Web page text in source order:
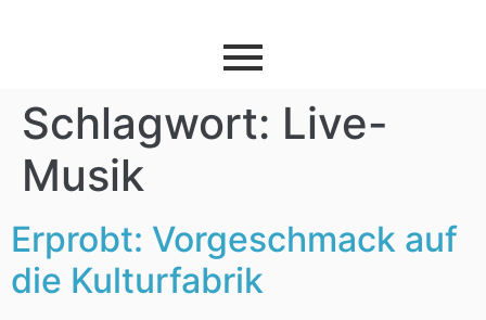
Schlagwort: Live-
Musik
Erprobt: Vorgeschmack auf
die Kulturfabrik